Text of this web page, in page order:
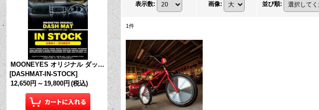
MOONEYES オリジナル ダッシュマット (in Stock!)
[DASHMAT-IN-STOCK]
12,650円 ～ 19,800円 (税込)
表示数: 画像: 並び順:
1件